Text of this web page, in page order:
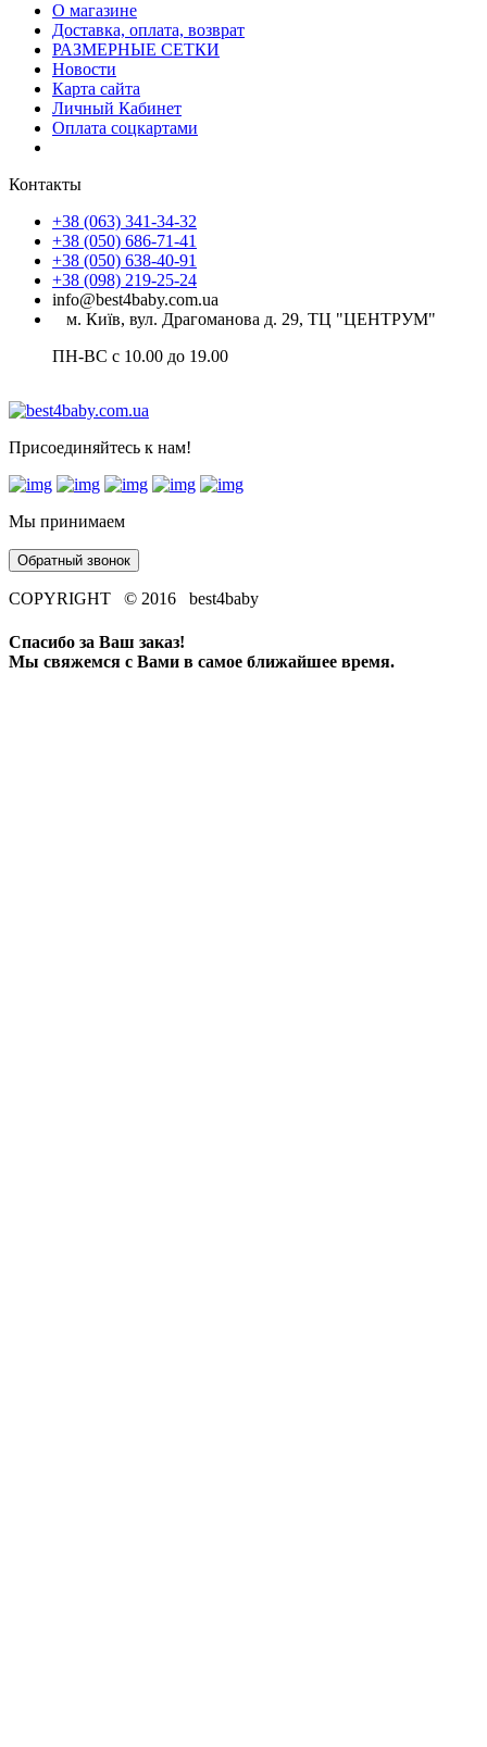
О магазине
Доставка, оплата, возврат
РАЗМЕРНЫЕ СЕТКИ
Новости
Карта сайта
Личный Кабинет
Оплата соцкартами
Контакты
+38 (063) 341-34-32
+38 (050) 686-71-41
+38 (050) 638-40-91
+38 (098) 219-25-24
info@best4baby.com.ua
м. Київ, вул. Драгоманова д. 29, ТЦ "ЦЕНТРУМ"
ПН-ВС с 10.00 до 19.00
Присоединяйтесь к нам!
Мы принимаем
Обратный звонок
COPYRIGHT © 2016 best4baby
Спасибо за Ваш заказ!
Мы свяжемся с Вами в самое ближайшее время.